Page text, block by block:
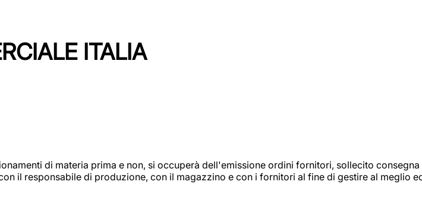
ITALIA
di materia prima e non, si occuperà dell'emissione ordini fornitori, sollecito consegna
il responsabile di produzione, con il magazzino e con i fornitori al fine di gestire al meglio